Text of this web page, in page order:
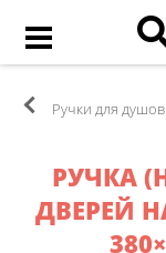
Ручки для
​РУЧКА
ДВЕРЕЙ